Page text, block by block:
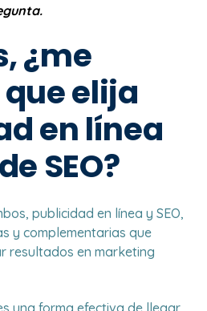
¿me
elija
en línea
SEO?
publicidad en línea y SEO,
y complementarias que
resultados en marketing
una forma efectiva de llegar